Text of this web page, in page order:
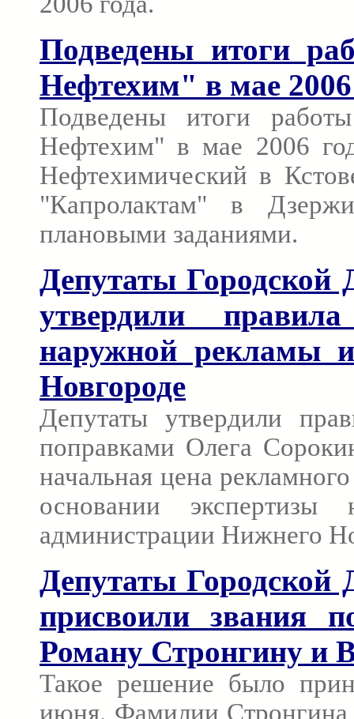
Подведены итоги
Нефтехим" в мае 2006
Подведены итоги
Нефтехим" в мае 2006
Нефтехимический в
"Капролактам" в
плановыми заданиями.
Депутаты
утвердили
наружной рекламы
Новгороде
Депутаты утвердили
поправками Олега
начальная цена
основании экспертизы
администрации Нижнего
Депутаты
присвоили звания
Роману Стронгину
Такое решение было
июня. Фамилии